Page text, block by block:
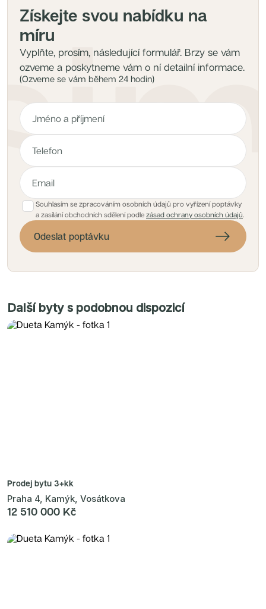
Získejte svou nabídku na
míru
Vyplňte, prosím, následující formulář. Brzy se vám
ozveme a poskytneme vám o ní detailní informace.
(Ozveme se vám během 24 hodin)
Souhlasím se zpracováním osobních údajů pro vyřízení poptávky
a zasílání obchodních sdělení podle zásad ochrany osobních údajů.
Odeslat poptávku
Další byty s podobnou dispozicí
Prodej bytu 3+kk
Praha 4, Kamýk, Vosátkova
12 510 000 Kč